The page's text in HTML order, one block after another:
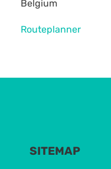
Belgium
Routeplanner
SITEMAP